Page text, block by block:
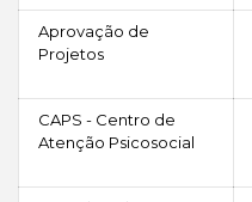
Aprovação de
Projetos
CAPS - Centro de
Atenção Psicosocial